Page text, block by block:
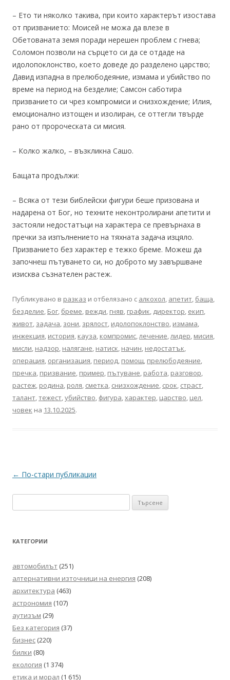
– Ето ти няколко такива, при които характерът изостава
от призванието: Моисей не можа да влезе в
Обетованата земя поради нерешен проблем с гнева;
Соломон позволи на сърцето си да се отдаде на
идолопоклонство, което доведе до разделено царство;
Давид изпадна в прелюбодеяние, измама и убийство по
време на период на безделие; Самсон саботира
призванието си чрез компромиси и снизхождение; Илия,
емоционално изтощен и изолиран, се оттегли твърде
рано от пророческата си мисия.
– Колко жалко, – възкликна Сашо.
Бащата продължи:
– Всяка от тези библейски фигури беше призована и
надарена от Бог, но техните неконтролирани апетити и
застояли недостатъци на характера се превърнаха в
пречки за изпълнението на тяхната задача изцяло.
Призванието без характер е тежко бреме. Можеш да
започнеш пътуването си, но доброто му завършване
изисква съзнателен растеж.
Публикувано в разказ и отбелязано с алкохол, апетит, баща,
безделие, Бог, бреме, вежди, гняв, график, директор, екип,
живот, задача, зони, зрялост, идолопоклонство, измама,
инжекция, история, кауза, компромис,лечение,лидер, мисия,
мисли, надзор, налягане, натиск, начин, недостатък,
операция, организация, период, помощ, прелюбодеяние,
пречка, призвание, пример, пътуване, работа, разговор,
растеж, родина, роля, сметка, снизхождение, срок, страст,
талант,тежест,убийство, фигура,характер, царство, цел,
човек на 13.10.2025.
Навигация
← По-стари публикации
за:
КАТЕГОРИИ
автомобилът (251)
алтернативни източници на енергия (208)
архитектура (463)
астрономия (107)
аутизъм (29)
Без категория (37)
бизнес (220)
билки (80)
екология (1 374)
етика и морал (1 615)